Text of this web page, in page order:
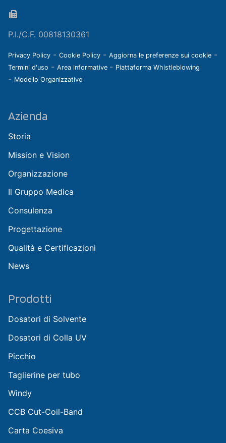
P.I./C.F. 00818130361
Privacy Policy - Cookie Policy - Aggiorna le preferenze sui cookie -
Termini d'uso - Area informative - Piattaforma Whistleblowing
- Modello Organizzativo
Azienda
Storia
Mission e Vision
Organizzazione
Il Gruppo Medica
Consulenza
Progettazione
Qualità e Certificazioni
News
Prodotti
Dosatori di Solvente
Dosatori di Colla UV
Picchio
Taglierine per tubo
Windy
CCB Cut-Coil-Band
Carta Coesiva